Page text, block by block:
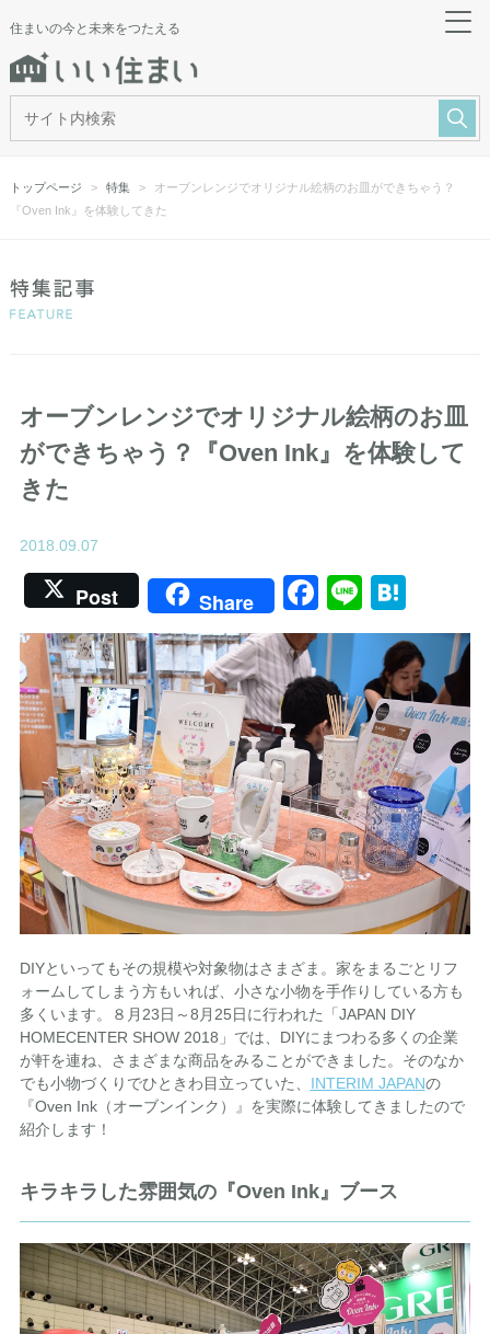
住まいの今と未来をつたえる
トップページ 特集
オーブンレンジでオリジナル絵柄のお皿ができちゃう？
『Oven Ink』を体験してきた
オーブンレンジでオリジナル絵柄のお皿
ができちゃう？『Oven Ink』を体験して
きた
2018.09.07
Post Share Facebook
Line
DIYといってもその規模や対象物はさまざま。家をまるごとリフ
ォームしてしまう方もいれば、小さな小物を手作りしている方も
多くいます。８月23日～8月25日に行われた「JAPAN DIY
HOMECENTER SHOW 2018」では、DIYにまつわる多くの企業
が軒を連ね、さまざまな商品をみることができました。そのなか
でも小物づくりでひときわ目立っていた、 INTERIM JAPANの
『Oven Ink（オーブンインク）』を実際に体験してきましたので
紹介します！
キラキラした雰囲気の『Oven Ink』ブース